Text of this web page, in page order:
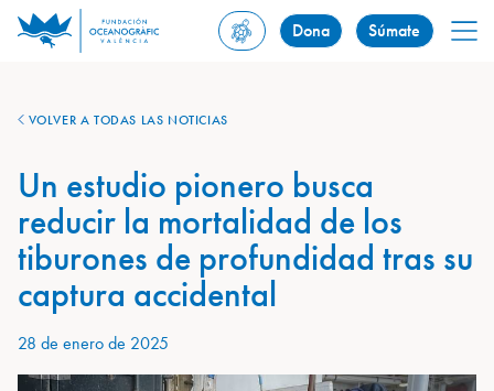
Dona Súmate
VOLVER A TODAS LAS NOTICIAS
Un estudio pionero busca
reducir la mortalidad de los
tiburones de profundidad tras su
captura accidental
28 de enero de 2025